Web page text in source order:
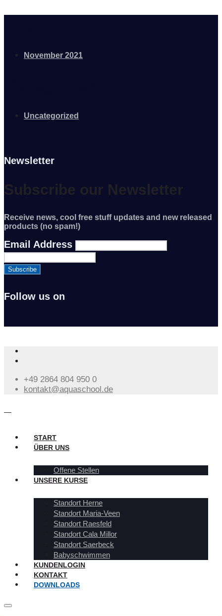
November 2021
Uncategorized
Newsletter
Subscribe our Newsletter
Receive news, cool free stuff updates and new released
products (no spam!)
Email Address
Follow us on
+49 2864 804 950 0
kontakt@aquaschool.de
START
ÜBER UNS
Offene Stellen
UNSERE KURSE
Standort Herne
Standort Maria-Veen
Standort Raesfeld
Standort Cala Millor
Standort Saerbeck
Babyschwimmen
KUNDENLOGIN
KONTAKT
DOWNLOADS